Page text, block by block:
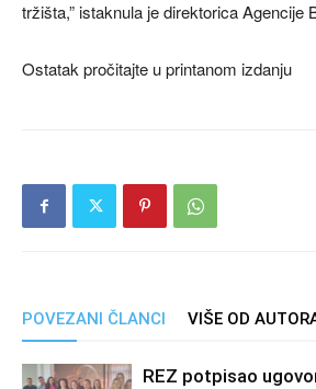
tržišta,” istaknula je direktorica Agencije
Ostatak pročitajte u printanom izdanju
POVEZANI ČLANCI VIŠE OD
REZ potpisao